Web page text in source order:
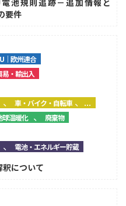
池規則追跡－追加情報と
要件
｜欧州連合
易・輸出入
、車・バイク・自転車、...
球温暖化 、廃棄物
、電池・エネルギー貯蔵
釈について